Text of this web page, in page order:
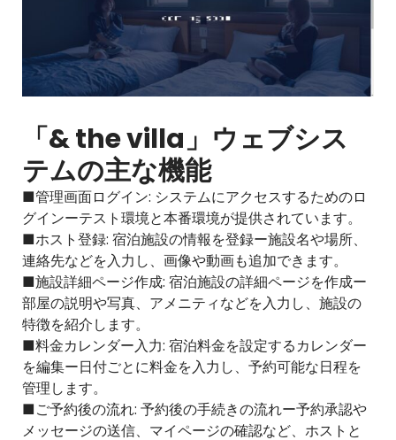
「& the villa」ウェブシス
テムの主な機能
■管理画面ログイン: システムにアクセスするためのロ
グインーテスト環境と本番環境が提供されています。
■ホスト登録: 宿泊施設の情報を登録ー施設名や場所、
連絡先などを入力し、画像や動画も追加できます。
■施設詳細ページ作成: 宿泊施設の詳細ページを作成ー
部屋の説明や写真、アメニティなどを入力し、施設の
特徴を紹介します。
■料金カレンダー入力: 宿泊料金を設定するカレンダー
を編集ー日付ごとに料金を入力し、予約可能な日程を
管理します。
■ご予約後の流れ: 予約後の手続きの流れー予約承認や
メッセージの送信、マイページの確認など、ホストと